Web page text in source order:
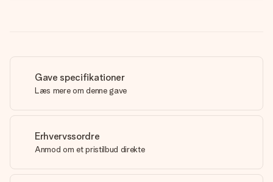
Gave specifikationer
Læs mere om denne gave
Erhvervssordre
Anmod om et pristilbud direkte